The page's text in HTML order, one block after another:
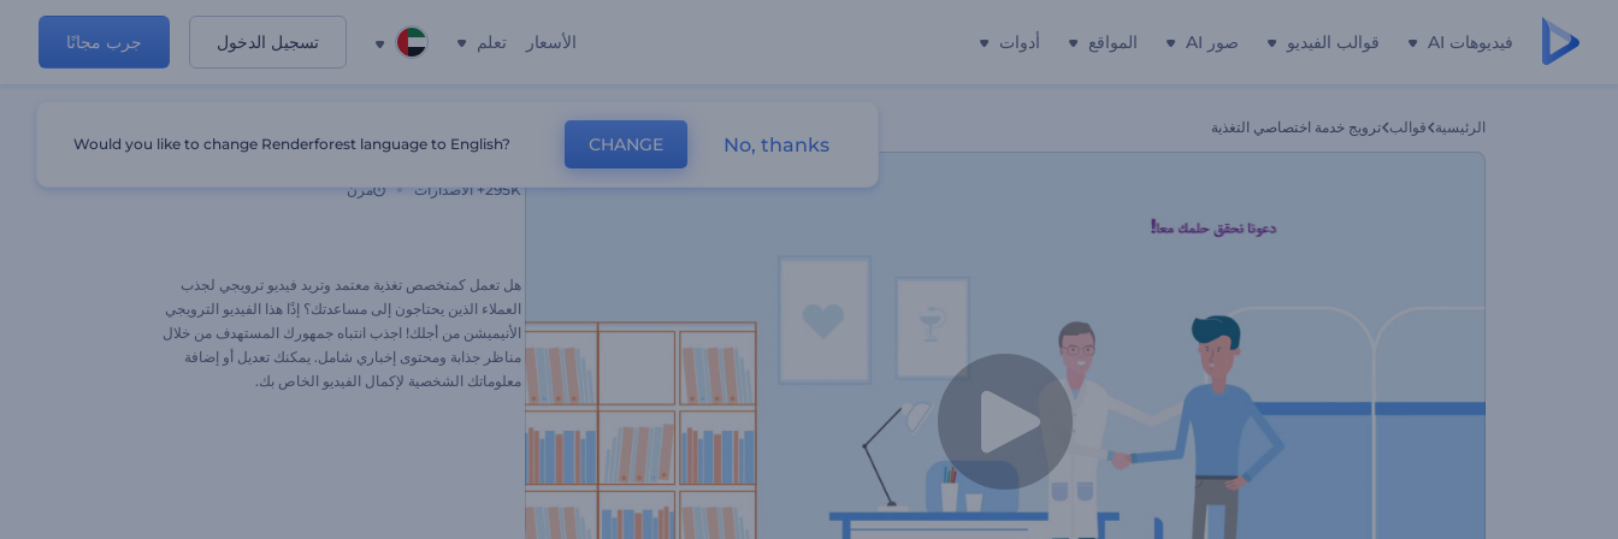
فيديوهات AI قوالب الفيديو صور AI المواقع أدوات الأسعار تعلم تسجيل الدخول جرب مجانًا
الرئيسية قوالب ترويج خدمة اختصاصي التغذية
295K+ الاصدارات مرن
هل تعمل كمتخصص تغذية معتمد وتريد فيديو ترويجي لجذب
العملاء الذين يحتاجون إلى مساعدتك؟ إذًا هذا الفيديو الترويجي
الأنيميشن من أجلك! اجذب انتباه جمهورك المستهدف من خلال
مناظر جذابة ومحتوى إخباري شامل. يمكنك تعديل أو إضافة
معلوماتك الشخصية لإكمال الفيديو الخاص بك.
Would you like to change Renderforest language to English? CHANGE No, thanks